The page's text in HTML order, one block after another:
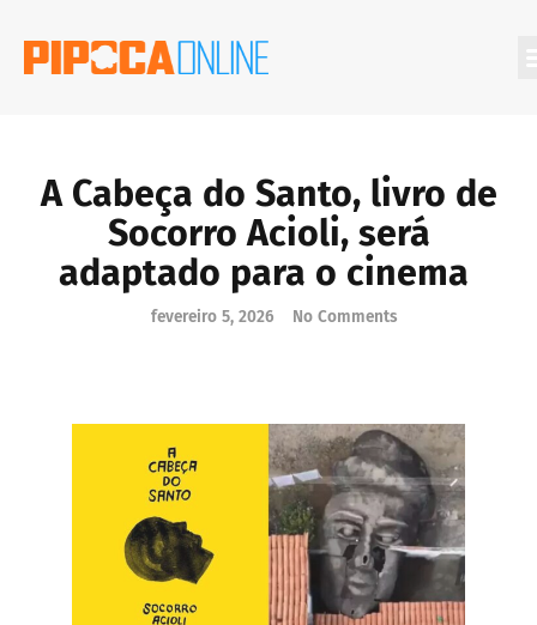
A Cabeça do Santo, livro de
Socorro Acioli, será
adaptado para o cinema
fevereiro 5, 2026 No Comments